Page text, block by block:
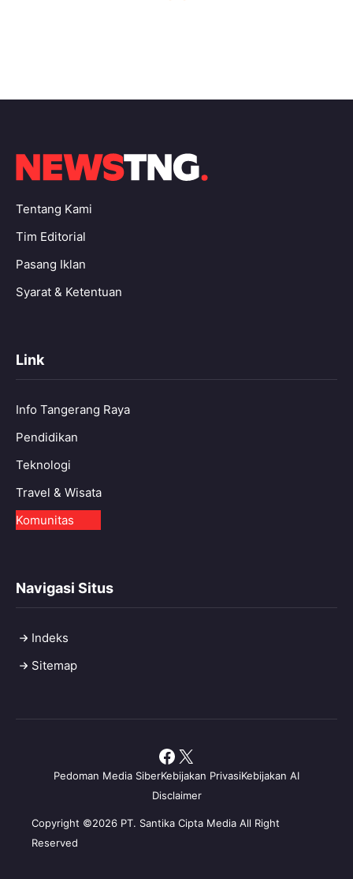
Tentang Kami
Tim Editorial
Pasang Iklan
Syarat & Ketentuan
Link
Info Tangerang Raya
Pendidikan
Teknologi
Travel & Wisata
Komunitas
Navigasi Situs
Indeks
Sitemap
Copyright ©2026 PT. Santika Cipta Media All Right
Reserved
Pedoman Media SiberKebijakan PrivasiKebijakan AI
Disclaimer
Facebook
X